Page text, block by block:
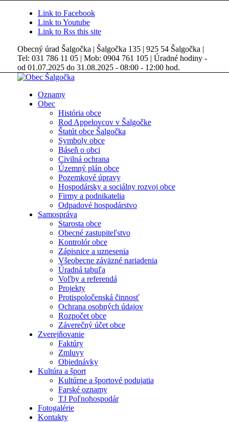
Link to Facebook
Link to Youtube
Link to Rss this site
Obecný úrad Šalgočka | Šalgočka 135 | 925 54 Šalgočka |
Tel: 031 786 11 05 | Mob: 0904 761 105 | Úradné hodiny -
od 01.07.2025 do 31.08.2025 - 08:00 - 12:00 hod.
Oznamy
Obec
História obce
Rod Appelovcov v Šalgočke
Štatút obce Šalgočka
Symboly obce
Báseň o obci
Civilná ochrana
Územný plán obce
Pozemkové úpravy
Hospodársky a sociálny rozvoj obce
Firmy a podnikatelia
Odpadové hospodárstvo
Samospráva
Starosta obce
Obecné zastupiteľstvo
Kontrolór obce
Zápisnice a uznesenia
Všeobecne záväzné nariadenia
Úradná tabuľa
Voľby a referendá
Projekty
Protispoločenská činnosť
Ochrana osobných údajov
Rozpočet obce
Záverečný účet obce
Zverejňovanie
Faktúry
Zmluvy
Objednávky
Kultúra a šport
Kultúrne a športové podujatia
Farské oznamy
TJ Poľnohospodár
Fotogalérie
Kontakty